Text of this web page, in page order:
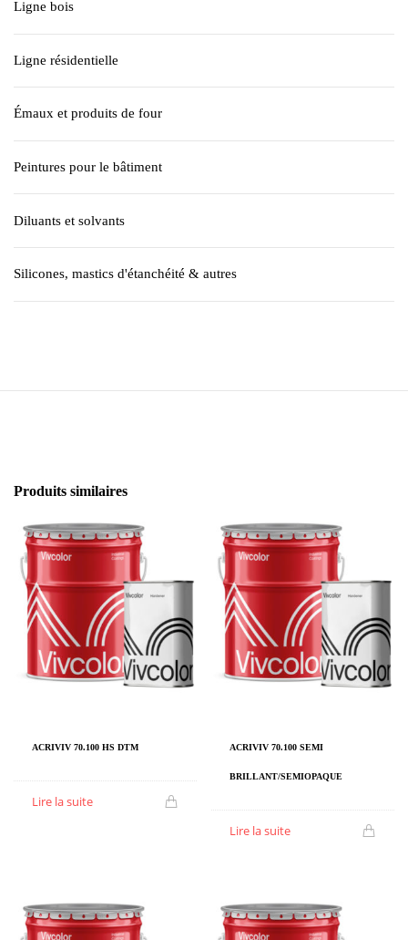
Ligne bois
Ligne résidentielle
Émaux et produits de four
Peintures pour le bâtiment
Diluants et solvants
Silicones, mastics d'étanchéité & autres
Produits similaires
ACRIVIV 70.100 HS DTM
Lire la suite
ACRIVIV 70.100 SEMI
BRILLANT/SEMIOPAQUE
Lire la suite